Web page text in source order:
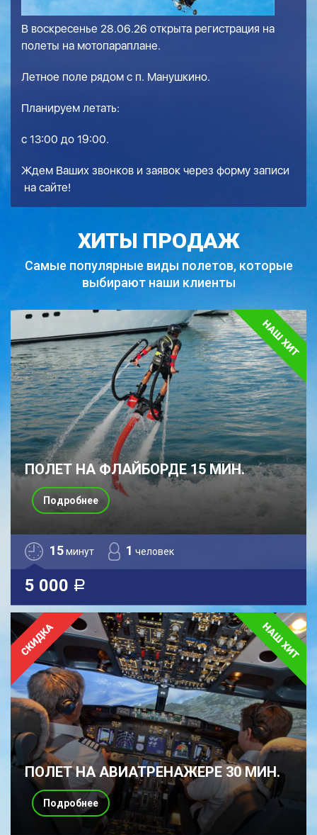
В воскресенье 28.06.26 открыта регистрация на
полеты на мотопараплане.
Летное поле рядом с п. Манушкино.
Планируем летать:
с 13:00 до 19:00.
Ждем Ваших звонков и заявок через форму записи
на сайте!
ХИТЫ ПРОДАЖ
Самые популярные виды полетов, которые
выбирают наши клиенты
ПОЛЕТ НА ФЛАЙБОРДЕ 15 МИН.
15минут 1 человек
5 000 a
Подробнее
ПОЛЕТ НА АВИАТРЕНАЖЕРЕ 30 МИН.
Подробнее